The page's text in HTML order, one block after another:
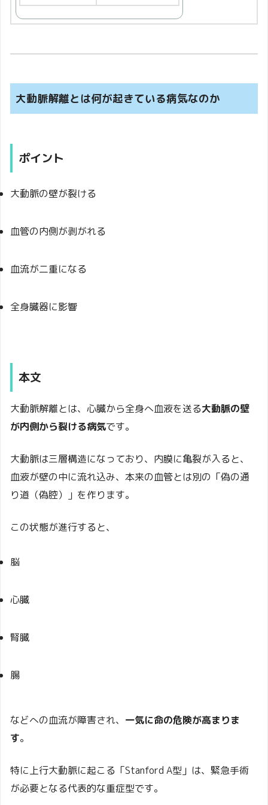
大動脈解離とは何が起きている病気なのか
ポイント
大動脈の壁が裂ける
血管の内側が剥がれる
血流が二重になる
全身臓器に影響
本文
大動脈解離とは、心臓から全身へ血液を送る大動脈の壁
が内側から裂ける病気です。
大動脈は三層構造になっており、内膜に亀裂が入ると、
血液が壁の中に流れ込み、本来の血管とは別の「偽の通
り道（偽腔）」を作ります。
この状態が進行すると、
脳
心臓
腎臓
腸
などへの血流が障害され、 一気に命の危険が高まりま
す。
特に上行大動脈に起こる「Stanford A型」は、緊急手術
が必要となる代表的な重症型です。